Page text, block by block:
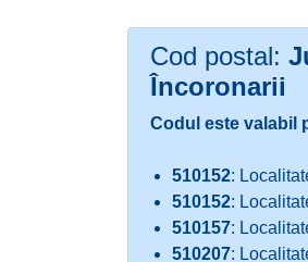
Cod postal:
Încoronarii
Codul este valabil
510152:
510152:
510157:
510207: